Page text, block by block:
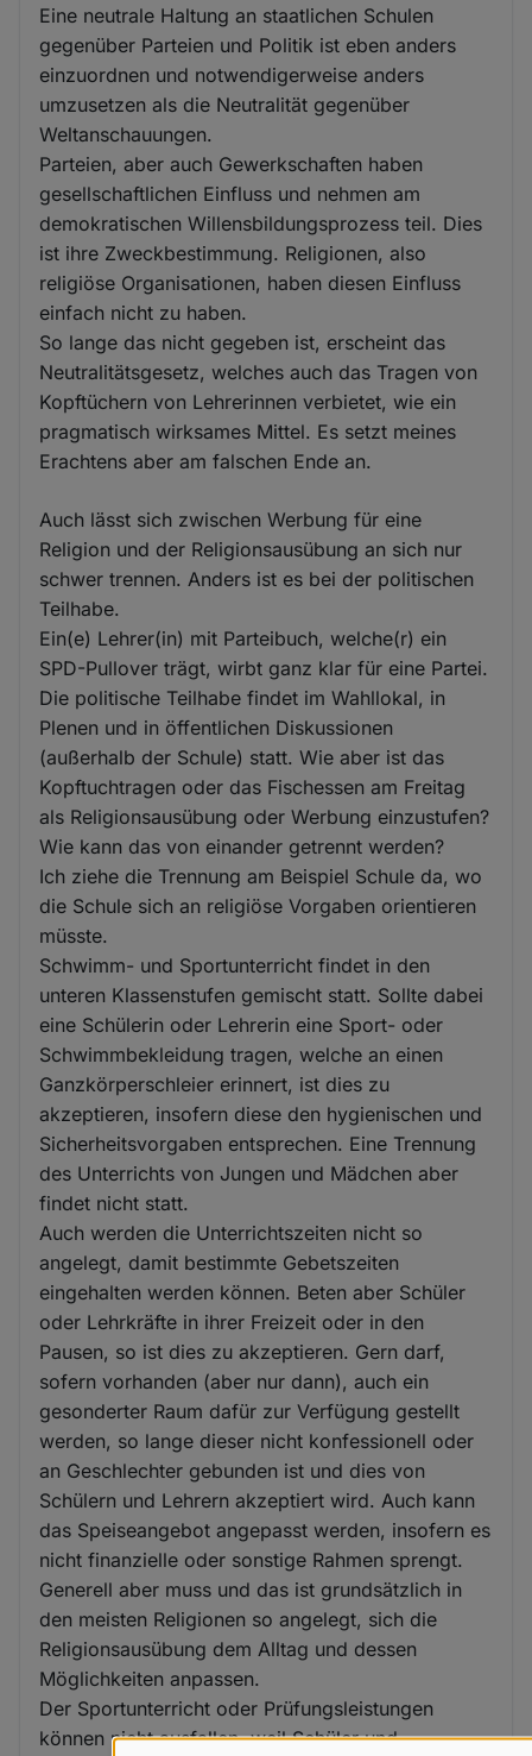
Eine neutrale Haltung an staatlichen Schulen
gegenüber Parteien und Politik ist eben anders
einzuordnen und notwendigerweise anders
umzusetzen als die Neutralität gegenüber
Weltanschauungen.
Parteien, aber auch Gewerkschaften haben
gesellschaftlichen Einfluss und nehmen am
demokratischen Willensbildungsprozess teil. Dies
ist ihre Zweckbestimmung. Religionen, also
religiöse Organisationen, haben diesen Einfluss
einfach nicht zu haben.
So lange das nicht gegeben ist, erscheint das
Neutralitätsgesetz, welches auch das Tragen von
Kopftüchern von Lehrerinnen verbietet, wie ein
pragmatisch wirksames Mittel. Es setzt meines
Erachtens aber am falschen Ende an.
Auch lässt sich zwischen Werbung für eine
Religion und der Religionsausübung an sich nur
schwer trennen. Anders ist es bei der politischen
Teilhabe.
Ein(e) Lehrer(in) mit Parteibuch, welche(r) ein
SPD-Pullover trägt, wirbt ganz klar für eine Partei.
Die politische Teilhabe findet im Wahllokal, in
Plenen und in öffentlichen Diskussionen
(außerhalb der Schule) statt. Wie aber ist das
Kopftuchtragen oder das Fischessen am Freitag
als Religionsausübung oder Werbung einzustufen?
Wie kann das von einander getrennt werden?
Ich ziehe die Trennung am Beispiel Schule da, wo
die Schule sich an religiöse Vorgaben orientieren
müsste.
Schwimm- und Sportunterricht findet in den
unteren Klassenstufen gemischt statt. Sollte dabei
eine Schülerin oder Lehrerin eine Sport- oder
Schwimmbekleidung tragen, welche an einen
Ganzkörperschleier erinnert, ist dies zu
akzeptieren, insofern diese den hygienischen und
Sicherheitsvorgaben entsprechen. Eine Trennung
des Unterrichts von Jungen und Mädchen aber
findet nicht statt.
Auch werden die Unterrichtszeiten nicht so
angelegt, damit bestimmte Gebetszeiten
eingehalten werden können. Beten aber Schüler
oder Lehrkräfte in ihrer Freizeit oder in den
Pausen, so ist dies zu akzeptieren. Gern darf,
sofern vorhanden (aber nur dann), auch ein
gesonderter Raum dafür zur Verfügung gestellt
werden, so lange dieser nicht konfessionell oder
an Geschlechter gebunden ist und dies von
Schülern und Lehrern akzeptiert wird. Auch kann
das Speiseangebot angepasst werden, insofern es
nicht finanzielle oder sonstige Rahmen sprengt.
Generell aber muss und das ist grundsätzlich in
den meisten Religionen so angelegt, sich die
Religionsausübung dem Alltag und dessen
Möglichkeiten anpassen.
Der Sportunterricht oder Prüfungsleistungen
können nicht ausfallen, weil Schüler und